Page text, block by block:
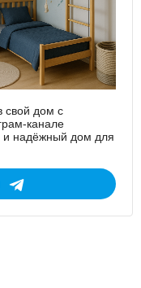
свой дом с
канале
и надёжный дом для